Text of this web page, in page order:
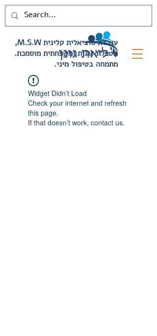
,M.S.W עובדת סוציאלית קלינית
.מטפלת זוגית ומשפחתית מוסמכת
.מתמחה בטיפול מיני
Widget Didn’t Load
Check your internet and refresh
this page.
If that doesn’t work, contact us.